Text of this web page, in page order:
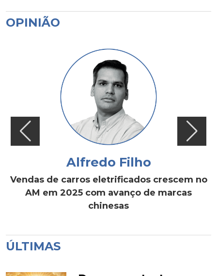
OPINIÃO
Alfredo Filho
Vendas de carros eletrificados crescem no
AM em 2025 com avanço de marcas
chinesas
ÚLTIMAS